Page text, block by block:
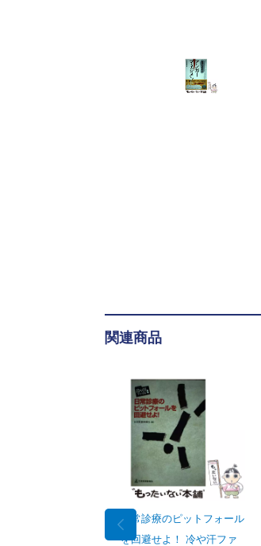
関連商品
日常診療のピットフォール
を回避せよ！ 冷や汗ファ